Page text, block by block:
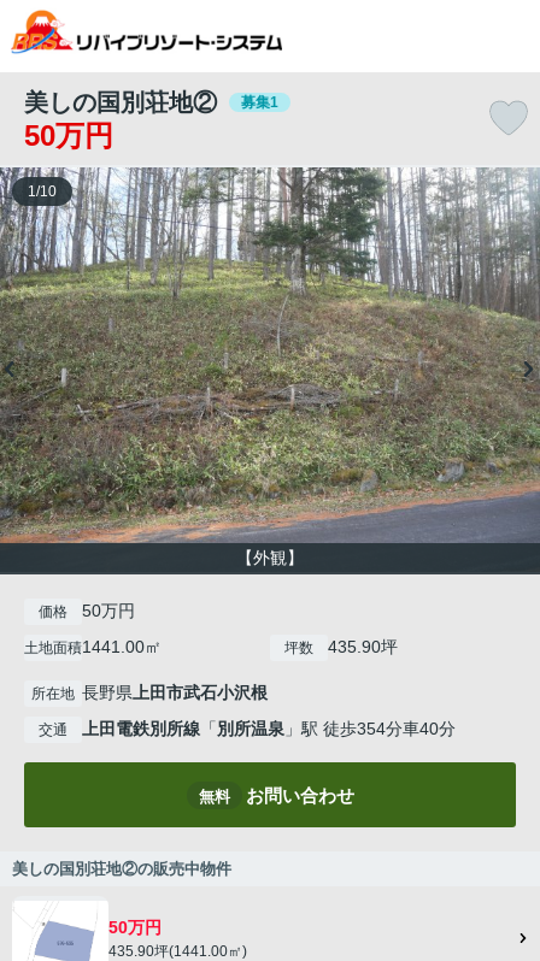
美しの国別荘地② 募集1
50万円
【外観】
1 /10
価格 50万円
土地面積1441.00㎡ 坪数 435.90坪
所在地 長野県 上田市武石小沢根
交通 上田電鉄別所線 「別所温泉 」駅 徒歩354分車40分
無料 お問い合わせ
美しの国別荘地②の販売中物件
50万円
435.90坪(1441.00㎡)